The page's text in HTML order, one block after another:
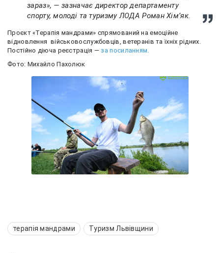
зараз», — зазначає директор департаменту
спорту, молоді та туризму ЛОДА Роман Хім’як.
Проєкт «Терапія мандрами» спрямований на емоційне
відновлення військовослужбовців, ветеранів та їхніх рідних.
Постійно діюча реєстрація — за посиланням.
Фото: Михайло Пахолюк
терапія мандрами Туризм Львівщини